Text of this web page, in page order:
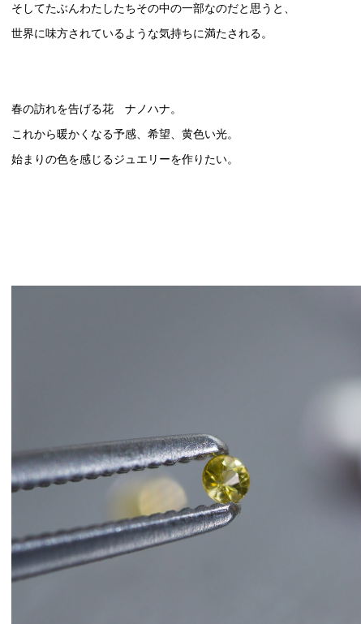
そしてたぶんわたしたちその中の一部なのだと思うと、
世界に味方されているような気持ちに満たされる。
春の訪れを告げる花 ナノハナ。
これから暖かくなる予感、希望、黄色い光。
始まりの色を感じるジュエリーを作りたい。